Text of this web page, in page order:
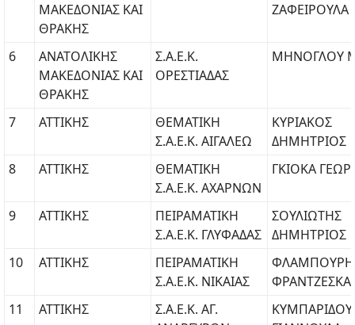
ΜΑΚΕΔΟΝΙΑΣ ΚΑΙ
ΘΡΑΚΗΣ
ΖΑΦΕΙΡΟΥΛΑ
6
ΑΝΑΤΟΛΙΚΗΣ
ΜΑΚΕΔΟΝΙΑΣ ΚΑΙ
ΘΡΑΚΗΣ
Σ.Α.Ε.Κ.
ΟΡΕΣΤΙΑΔΑΣ
ΜΗΝΟΓΛΟΥ
7 ΑΤΤΙΚΗΣ
ΘΕΜΑΤΙΚΗ
Σ.Α.Ε.Κ. ΑΙΓΑΛΕΩ
ΚΥΡΙΑΚΟΣ
ΔΗΜΗΤΡΙΟΣ
8
ΑΤΤΙΚΗΣ
ΘΕΜΑΤΙΚΗ
Σ.Α.Ε.Κ. ΑΧΑΡΝΩΝ
ΓΚΙΟΚΑ
9 ΑΤΤΙΚΗΣ
ΠΕΙΡΑΜΑΤΙΚΗ
Σ.Α.Ε.Κ. ΓΛΥΦΑΔΑΣ
ΣΟΥΛΙΩΤΗΣ
ΔΗΜΗΤΡΙΟΣ
10
ΑΤΤΙΚΗΣ
ΠΕΙΡΑΜΑΤΙΚΗ
Σ.Α.Ε.Κ. ΝΙΚΑΙΑΣ
ΦΛΑΜΠΟΥΡΗ
ΦΡΑΝΤΖΕΣΚΑ
11
ΑΤΤΙΚΗΣ
Σ.Α.Ε.Κ. ΑΓ.
ΚΥΜΠΑΡΙΔΟΥ